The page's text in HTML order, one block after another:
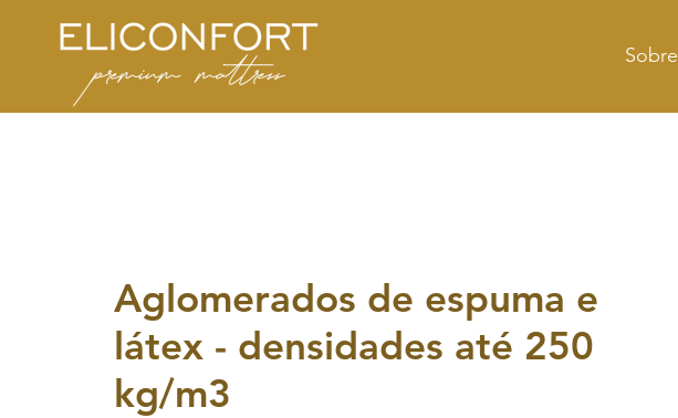
Sobre
Aglomerados de espuma e
látex - densidades até 250
kg/m3